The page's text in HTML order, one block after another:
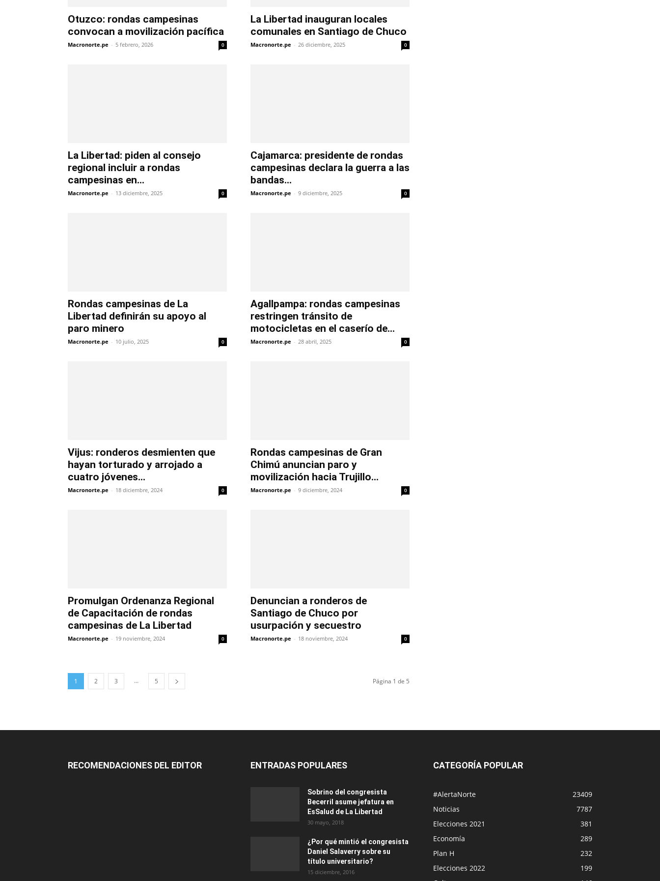
Otuzco: rondas campesinas
convocan a movilización pacífica
Macronorte.pe - 5 febrero, 2026 0
La Libertad inauguran locales
comunales en Santiago de Chuco
Macronorte.pe - 26 diciembre, 2025 0
La Libertad: piden al consejo
regional incluir a rondas
campesinas en...
Macronorte.pe - 13 diciembre, 2025 0
Cajamarca: presidente de rondas
campesinas declara la guerra a las
bandas...
Macronorte.pe - 9 diciembre, 2025 0
Rondas campesinas de La
Libertad definirán su apoyo al
paro minero
Macronorte.pe - 10 julio, 2025 0
Agallpampa: rondas campesinas
restringen tránsito de
motocicletas en el caserío de...
Macronorte.pe - 28 abril, 2025 0
Vijus: ronderos desmienten que
hayan torturado y arrojado a
cuatro jóvenes...
Macronorte.pe - 18 diciembre, 2024 0
Rondas campesinas de Gran
Chimú anuncian paro y
movilización hacia Trujillo...
Macronorte.pe - 9 diciembre, 2024 0
Promulgan Ordenanza Regional
de Capacitación de rondas
campesinas de La Libertad
Macronorte.pe - 19 noviembre, 2024 0
Denuncian a ronderos de
Santiago de Chuco por
usurpación y secuestro
Macronorte.pe - 18 noviembre, 2024 0
1 2 3 ... 5 Página 1 de 5
RECOMENDACIONES DEL EDITOR ENTRADAS POPULARES
Sobrino del congresista
Becerril asume jefatura en
EsSalud de La Libertad
30 mayo, 2018
¿Por qué mintió el congresista
Daniel Salaverry sobre su
título universitario?
15 diciembre, 2016
CATEGORÍA POPULAR
#AlertaNorte
23409
Noticias
7787
Elecciones 2021
381
Economía
289
Plan H
232
Elecciones 2022
199